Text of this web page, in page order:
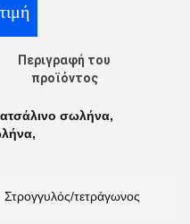
Περιγραφή του
προϊόντος
σωλήνα,
,
Στρογγυλός/τετράγωνος